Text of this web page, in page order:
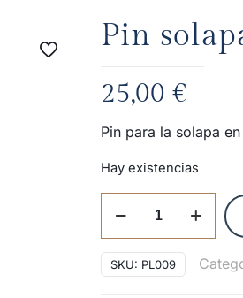
Pin
25,00 €
Pin para la solapa
Hay existencias
Escudo
plata
SKU: PL009